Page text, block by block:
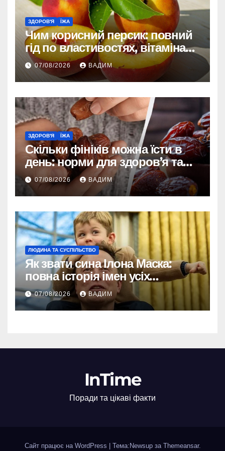
ЗДОРОВ'Я ЇЖА
Чим корисний персик: повний
гід по властивостях, вітамінах і
впливі на організм
07/08/2026 ВАДИМ
ЗДОРОВ'Я ЇЖА
Скільки фініків можна їсти в
день: норми для здоров’я та
енергії
07/08/2026 ВАДИМ
ЛЮДИНА ТА СУСПІЛЬСТВО
Як звати сина Ілона Маска:
повна історія імен усіх
хлопчиків мільярдера
07/08/2026 ВАДИМ
InTime
Поради та цікаві факти
Сайт працює на WordPress Тема:Newsup за Themeansar.